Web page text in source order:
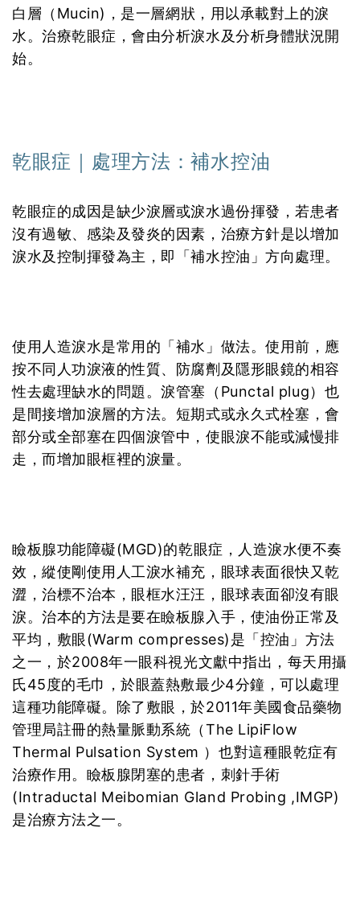
白層（Mucin)，是一層網狀，用以承載對上的淚
水。治療乾眼症，會由分析淚水及分析身體狀況開
始。
乾眼症｜處理方法：補水控油
乾眼症的成因是缺少淚層或淚水過份揮發，若患者
沒有過敏、感染及發炎的因素，治療方針是以增加
淚水及控制揮發為主，即「補水控油」方向處理。
使用人造淚水是常用的「補水」做法。使用前，應
按不同人功淚液的性質、防腐劑及隱形眼鏡的相容
性去處理缺水的問題。淚管塞（Punctal plug）也
是間接增加淚層的方法。短期式或永久式栓塞，會
部分或全部塞在四個淚管中，使眼淚不能或減慢排
走，而增加眼框裡的淚量。
瞼板腺功能障礙(MGD)的乾眼症，人造淚水便不奏
效，縱使剛使用人工淚水補充，眼球表面很快又乾
澀，治標不治本，眼框水汪汪，眼球表面卻沒有眼
淚。治本的方法是要在瞼板腺入手，使油份正常及
平均，敷眼(Warm compresses)是「控油」方法
之一，於2008年一眼科視光文獻中指出，每天用攝
氏45度的毛巾，於眼蓋熱敷最少4分鐘，可以處理
這種功能障礙。除了敷眼，於2011年美國食品藥物
管理局註冊的熱量脈動系統（The LipiFlow
Thermal Pulsation System ）也對這種眼乾症有
治療作用。瞼板腺閉塞的患者，刺針手術
(Intraductal Meibomian Gland Probing ,IMGP)
是治療方法之一。